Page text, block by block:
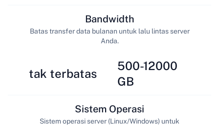
tak terbatas
Bandwidth
Batas transfer data bulanan untuk lalu lintas server
Anda.
500-12000
GB
Sistem Operasi
Sistem operasi server (Linux/Windows) untuk